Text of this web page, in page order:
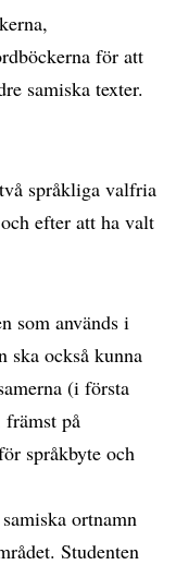
för att
samiska texter.
språkliga valfria
efter att ha valt
som används i
ska också kunna
(i första
på
språkbyte och
ortnamn
Studenten